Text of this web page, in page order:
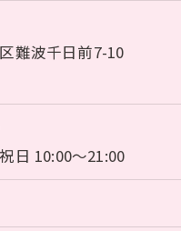
難波千日前7-10
日 10:00～21:00